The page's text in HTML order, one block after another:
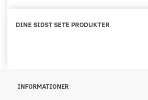
DINE SIDST SETE PRODUKTER
INFORMATIONER